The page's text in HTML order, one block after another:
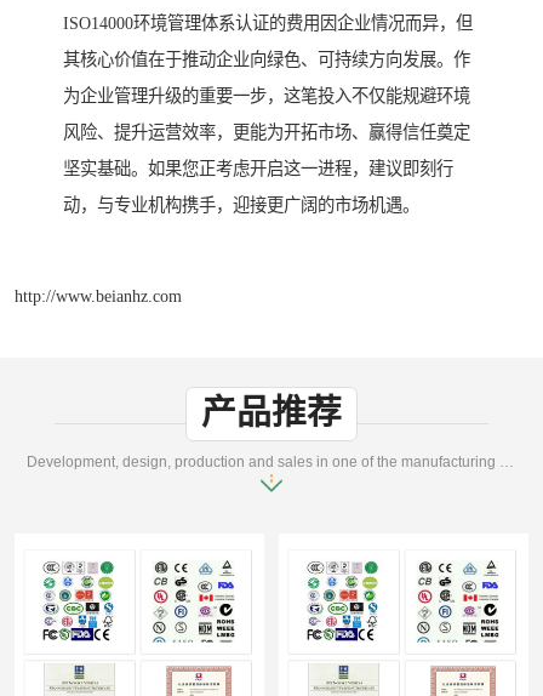
ISO14000环境管理体系认证的费用因企业情况而异，但
其核心价值在于推动企业向绿色、可持续方向发展。作
为企业管理升级的重要一步，这笔投入不仅能规避环境
风险、提升运营效率，更能为开拓市场、赢得信任奠定
坚实基础。如果您正考虑开启这一进程，建议即刻行
动，与专业机构携手，迎接更广阔的市场机遇。
http://www.beianhz.com
产品推荐